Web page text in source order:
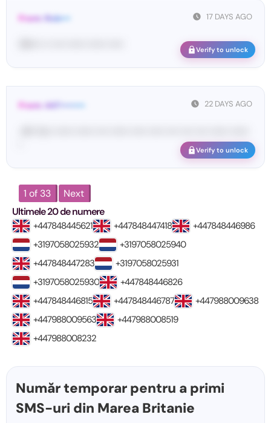
17 DAYS AGO
From: Rob•••
Verify to unlock
22 DAYS AGO
From: 447••••••••
Verify to unlock
1 of 33
Next
Ultimele 20 de numere
+447848445621 +447848447418
+447848446986
+3197058025932
+3197058025940
+447848447283
+3197058025931
+3197058025930
+447848446826
+447848446815
+447848446787
+447988009638
+447988009563
+447988008519
+447988008232
Număr temporar pentru a primi
SMS-uri din Marea Britanie